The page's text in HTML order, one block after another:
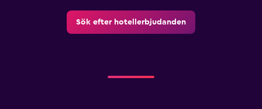
Sök efter hotellerbjudanden